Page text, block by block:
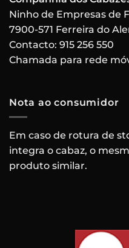
Ninho de Empresas de
7900-571 Ferreira do
Contacto: 915 256 550
Chamada para rede
Nota ao consumidor
Em caso de rotura de
integra o cabaz, o
produto similar.